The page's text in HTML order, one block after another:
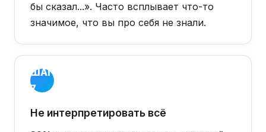
бы сказал...». Часто всплывает что-то
значимое, что вы про себя не знали.
ШАГ
7
Не интерпретировать всё